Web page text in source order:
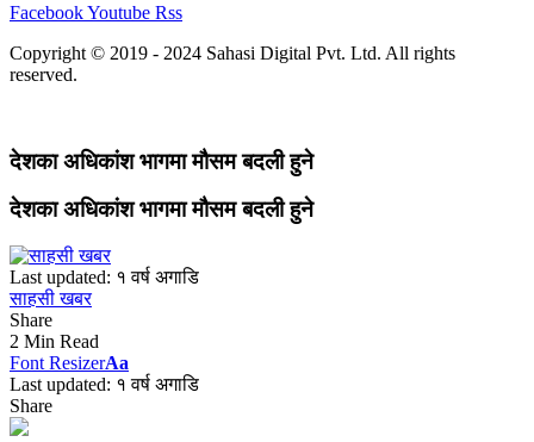
FacebookYoutube Rss
Copyright © 2019 - 2024 Sahasi Digital Pvt. Ltd. All rights
reserved.
देशका अधिकांश भागमा मौसम बदली हुने
देशका अधिकांश भागमा मौसम बदली हुने
Last updated: १ वर्ष अगाडि
साहसी खबर
Share
2 Min Read
Font ResizerAa
Last updated: १ वर्ष अगाडि
Share